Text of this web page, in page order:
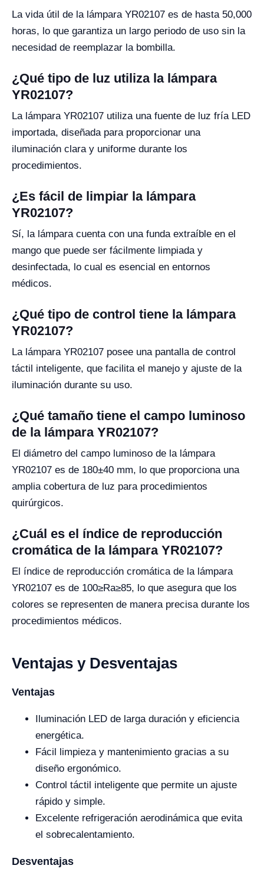
La vida útil de la lámpara YR02107 es de hasta 50,000
horas, lo que garantiza un largo periodo de uso sin la
necesidad de reemplazar la bombilla.
¿Qué tipo de luz utiliza la lámpara
YR02107?
La lámpara YR02107 utiliza una fuente de luz fría LED
importada, diseñada para proporcionar una
iluminación clara y uniforme durante los
procedimientos.
¿Es fácil de limpiar la lámpara
YR02107?
Sí, la lámpara cuenta con una funda extraíble en el
mango que puede ser fácilmente limpiada y
desinfectada, lo cual es esencial en entornos
médicos.
¿Qué tipo de control tiene la lámpara
YR02107?
La lámpara YR02107 posee una pantalla de control
táctil inteligente, que facilita el manejo y ajuste de la
iluminación durante su uso.
¿Qué tamaño tiene el campo luminoso
de la lámpara YR02107?
El diámetro del campo luminoso de la lámpara
YR02107 es de 180±40 mm, lo que proporciona una
amplia cobertura de luz para procedimientos
quirúrgicos.
¿Cuál es el índice de reproducción
cromática de la lámpara YR02107?
El índice de reproducción cromática de la lámpara
YR02107 es de 100≥Ra≥85, lo que asegura que los
colores se representen de manera precisa durante los
procedimientos médicos.
Ventajas y Desventajas
Ventajas
Iluminación LED de larga duración y eficiencia
energética.
Fácil limpieza y mantenimiento gracias a su
diseño ergonómico.
Control táctil inteligente que permite un ajuste
rápido y simple.
Excelente refrigeración aerodinámica que evita
el sobrecalentamiento.
Desventajas